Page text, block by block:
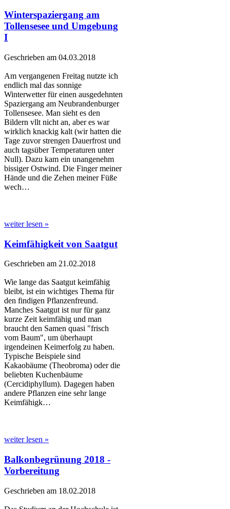
Winterspaziergang am
Tollensesee und Umgebung
I
Geschrieben am 04.03.2018
Am vergangenen Freitag nutzte ich
endlich mal das sonnige
Winterwetter für einen ausgedehnten
Spaziergang am Neubrandenburger
Tollensesee. Man sieht es den
Bildern vllt nicht an, aber es war
wirklich knackig kalt (wir hatten die
Tage zuvor strengen Dauerfrost und
auch tagsüber Temperaturen unter
Null). Dazu kam ein unangenehm
bissiger Ostwind. Die Finger meiner
Hände und die Zehen meiner Füße
wech…
weiter lesen »
Keimfähigkeit von Saatgut
Geschrieben am 21.02.2018
Wie lange das Saatgut keimfähig
bleibt, ist ein wichtiges Thema für
den findigen Pflanzenfreund.
Manches Saatgut ist nur für ganz
kurze Zeit keimfähig und man
braucht den Samen quasi "frisch
vom Baum", um überhaupt
irgendeinen Keimerfolg zu haben.
Typische Beispiele sind
Kakaobäume (Theobroma) oder die
beliebten Kuchenbäume
(Cercidiphyllum). Dagegen haben
andere Pflanzen eine sehr lange
Keimfähigk…
weiter lesen »
Balkonbegrünung 2018 -
Vorbereitung
Geschrieben am 18.02.2018